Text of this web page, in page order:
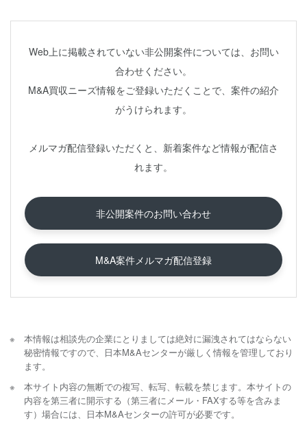
Web上に掲載されていない非公開案件については、お問い
合わせください。
M&A買収ニーズ情報をご登録いただくことで、案件の紹介
がうけられます。
メルマガ配信登録いただくと、新着案件など情報が配信さ
れます。
非公開案件のお問い合わせ
M&A案件メルマガ配信登録
本情報は相談先の企業にとりましては絶対に漏洩されてはならない
秘密情報ですので、日本M&Aセンターが厳しく情報を管理しており
ます。
本サイト内容の無断での複写、転写、転載を禁じます。本サイトの
内容を第三者に開示する（第三者にメール・FAXする等を含みま
す）場合には、日本M&Aセンターの許可が必要です。